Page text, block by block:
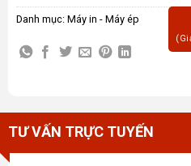
Danh mục: Máy in - Máy ép
TƯ VẤN TRỰC TUYẾN